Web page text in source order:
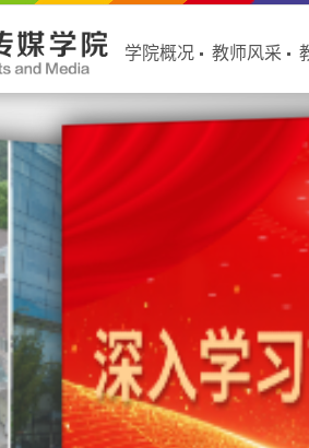
学院概况 教师风采